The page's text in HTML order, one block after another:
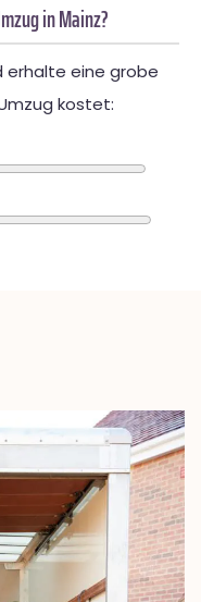
in Mainz?
erhalte eine grobe
kostet: